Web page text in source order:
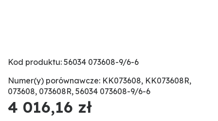
Kod produktu: 56034 073608-9/6-6
Numer(y) porównawcze: KK073608, KK073608R,
073608, 073608R, 56034 073608-9/6-6
4 016,16 zł